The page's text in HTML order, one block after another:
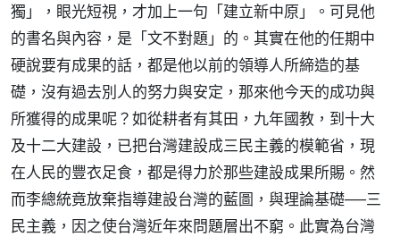
獨」，眼光短視，才加上一句「建立新中原」。可見他
的書名與內容，是「文不對題」的。其實在他的任期中
硬說要有成果的話，都是他以前的領導人所締造的基
礎，沒有過去別人的努力與安定，那來他今天的成功與
所獲得的成果呢？如從耕者有其田，九年國教，到十大
及十二大建設，已把台灣建設成三民主義的模範省，現
在人民的豐衣足食，都是得力於那些建設成果所賜。然
而李總統竟放棄指導建設台灣的藍圖，與理論基礎──三
民主義，因之使台灣近年來問題層出不窮。此實為台灣